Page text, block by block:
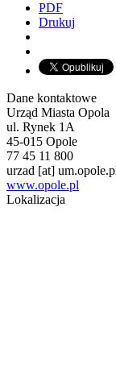
PDF
Drukuj
Dane kontaktowe
Urząd Miasta Opola
ul. Rynek 1A
45-015 Opole
77 45 11 800
urzad [at]
www.opole.pl
Lokalizacja